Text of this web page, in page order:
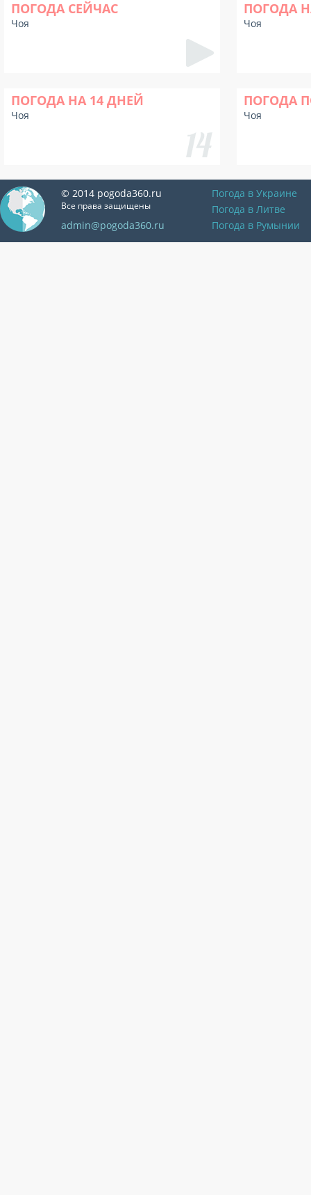
ПОГОДА СЕЙЧАС
Чоя
ПОГОДА
Чоя
ПОГОДА НА 14 ДНЕЙ
Чоя
ПОГОДА
Чоя
© 2014 pogoda360.ru
Все права защищены
admin@pogoda360.ru
Погода в Украине
Погода в Литве
Погода в Румынии